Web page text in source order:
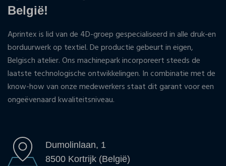
België!
Aprintex is lid van de 4D-groep gespecialiseerd in alle druk-en
borduurwerk op textiel. De productie gebeurt in eigen,
Belgisch atelier. Ons machinepark incorporeert steeds de
laatste technologische ontwikkelingen. In combinatie met de
know-how van onze medewerkers staat dit garant voor een
ongeëvenaard kwaliteitsniveau.
Dumolinlaan, 1
8500 Kortrijk (België)